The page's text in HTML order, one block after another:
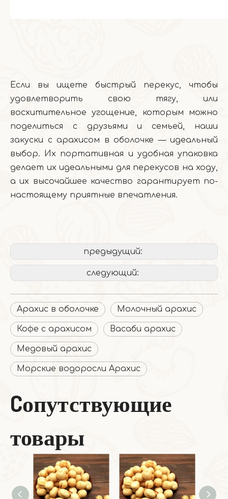
Если вы ищете быстрый перекус, чтобы
удовлетворить свою тягу, или
восхитительное угощение, которым можно
поделиться с друзьями и семьей, наши
закуски с арахисом в оболочке — идеальный
выбор. Их портативная и удобная упаковка
делает их идеальными для перекусов на ходу,
а их высочайшее качество гарантирует по-
настоящему приятные впечатления.
предыдущий:
следующий:
Арахис в оболочке Молочный арахис
Кофе с арахисом Васаби арахис
Медовый арахис
Морские водоросли Арахис
Cопутствующие
товары